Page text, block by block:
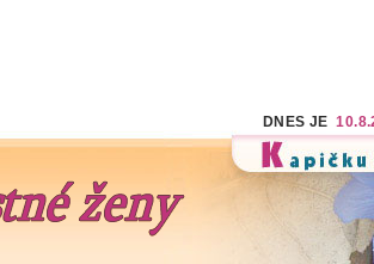
DNES JE